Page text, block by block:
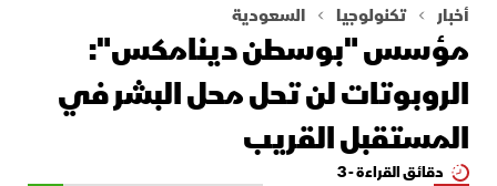
أخبار تكنولوجيا السعودية
مؤسس "بوسطن دينامكس":
الروبوتات لن تحل محل البشر في
المستقبل القريب
دقائق القراءة - 3